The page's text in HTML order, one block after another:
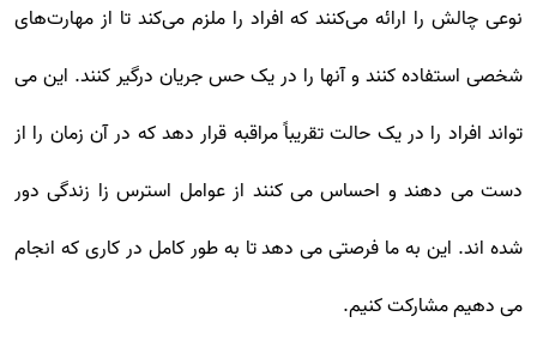
نوعی چالش را ارائه می‌کنند که افراد را ملزم می‌کند تا از مهارت‌های
شخصی استفاده کنند و آنها را در یک حس جریان درگیر کنند. این می
تواند افراد را در یک حالت تقریباً مراقبه قرار دهد که در آن زمان را از
دست می دهند و احساس می کنند از عوامل استرس زا زندگی دور
شده اند. این به ما فرصتی می دهد تا به طور کامل در کاری که انجام
می دهیم مشارکت کنیم.